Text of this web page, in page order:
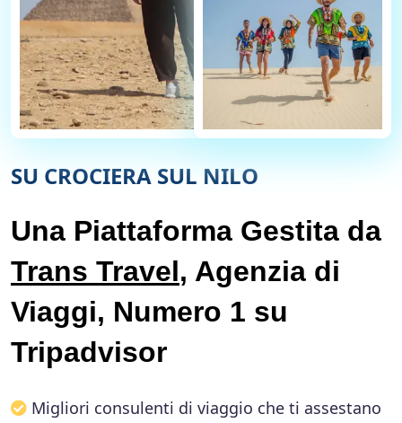
SU CROCIERA SUL NILO
Una Piattaforma Gestita da
Trans Travel, Agenzia di
Viaggi, Numero 1 su
Tripadvisor
Migliori consulenti di viaggio che ti assestano